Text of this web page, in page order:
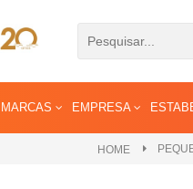
MARCAS EMPRESA
HOME